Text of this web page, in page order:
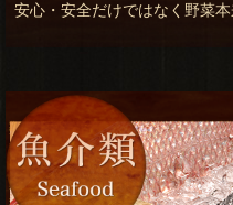
安心・安全だけではなく野菜